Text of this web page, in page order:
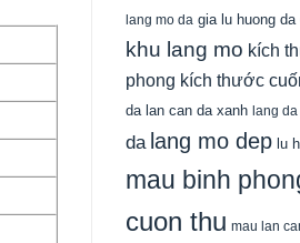
lang mo da gia lu huong da
khu lang mo kích
phong kích thước
da lan can da xanh lang da
da lang mo dep lu
mau binh
cuon thu mau lan